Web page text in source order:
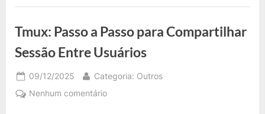
–
Tmux: Passo a Passo para Compartilhar
Sessão Entre Usuários
Posted
on
09/12/2025 By
Categoria: Outros
Nenhum comentárioem